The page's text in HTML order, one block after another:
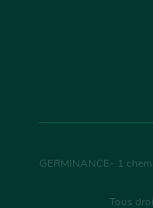
GERMINANCE- 1
Tous